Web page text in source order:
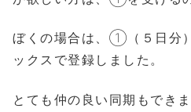
ぼくの場合は、①（５日分
ックスで登録しました。
とても仲の良い同期もでき